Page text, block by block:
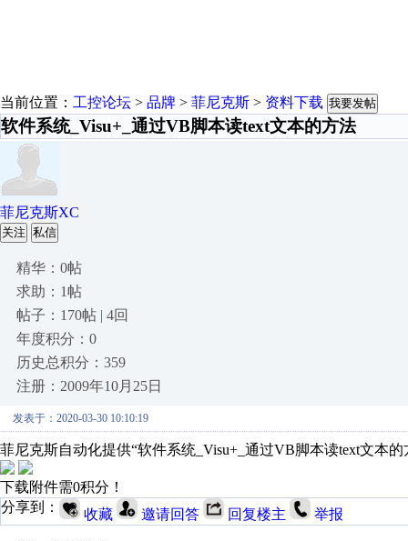
当前位置： 工控论坛 > 品牌 > 菲尼克斯 > 资料下载 我要发帖
软件系统_Visu+_通过VB脚本读text文本的方法
菲尼克斯XC
关注 私信
精华：0帖
求助：1帖
帖子：170帖 | 4回
年度积分：0
历史总积分：359
注册：2009年10月25日
发表于：2020-03-30 10:10:19
菲尼克斯自动化提供“软件系统_Visu+_通过VB脚本读text文本
下载附件需0积分！
分享到：
收藏 邀请回答 回复楼主 举报